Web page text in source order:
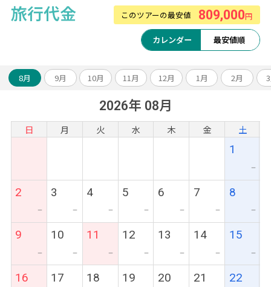
旅行代金 このツアーの最安値 809,000円
カレンダー 最安値順
8月 9月 10月 11月 12月 1月 2月
2026年 08月
日 月 火 水 木 金 土
1
ー
2
ー
3
ー
4
ー
5
ー
6
ー
7
ー
8
ー
9
ー
10
ー
11
ー
12
ー
13
ー
14
ー
15
ー
16 17 18 19 20 21 22